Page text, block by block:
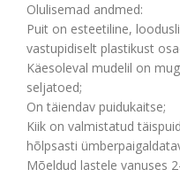
Olulisemad andmed:
Puit on esteetiline,
vastupidiselt plastikust
Käesoleval mudelil on
seljatoed;
On täiendav puidukaitse;
Kiik on valmistatud
hõlpsasti
Mõeldud lastele vanuses